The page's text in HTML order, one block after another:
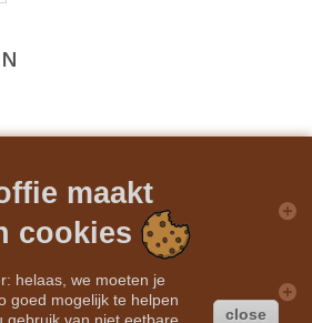
maakt
cookies
helaas, we moeten je
goed mogelijk te helpen
close